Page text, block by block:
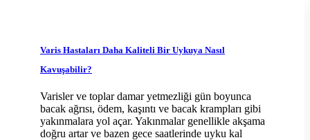
Varis Hastaları Daha Kaliteli Bir Uykuya Nasıl
Kavuşabilir?
Varisler ve toplar damar yetmezliği gün boyunca
bacak ağrısı, ödem, kaşıntı ve bacak krampları gibi
yakınmalara yol açar. Yakınmalar genellikle akşama
doğru artar ve bazen gece saatlerinde uyku kal